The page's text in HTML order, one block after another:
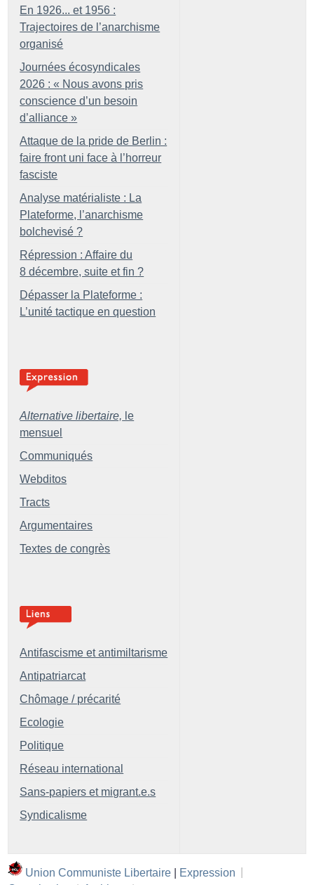
En 1926... et 1956 :
Trajectoires de l’anarchisme
organisé
Journées écosyndicales
2026 : « Nous avons pris
conscience d’un besoin
d’alliance »
Attaque de la pride de Berlin :
faire front uni face à l’horreur
fasciste
Analyse matérialiste : La
Plateforme, l’anarchisme
bolchevisé ?
Répression : Affaire du
8 décembre, suite et fin ?
Dépasser la Plateforme :
L’unité tactique en question
Alternative libertaire, le
mensuel
Communiqués
Webditos
Tracts
Argumentaires
Textes de congrès
Antifascisme et antimiltarisme
Antipatriarcat
Chômage / précarité
Ecologie
Politique
Réseau international
Sans-papiers et migrant.e.s
Syndicalisme
Union Communiste Libertaire | Expression